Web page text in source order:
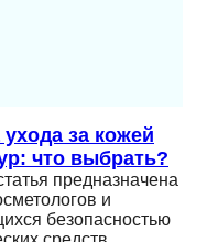
за кожей
что выбрать?
предназначена
и
безопасностью